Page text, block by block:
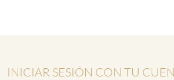
INICIAR SESIÓN CON TU